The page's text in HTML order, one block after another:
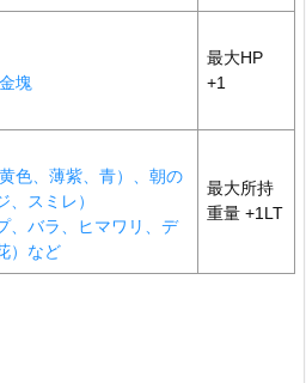
塊
最大HP
+1
色、薄紫、青）
朝の
、スミレ）
、バラ、ヒマワリ、デ
）など
最大所持
重量 +1LT